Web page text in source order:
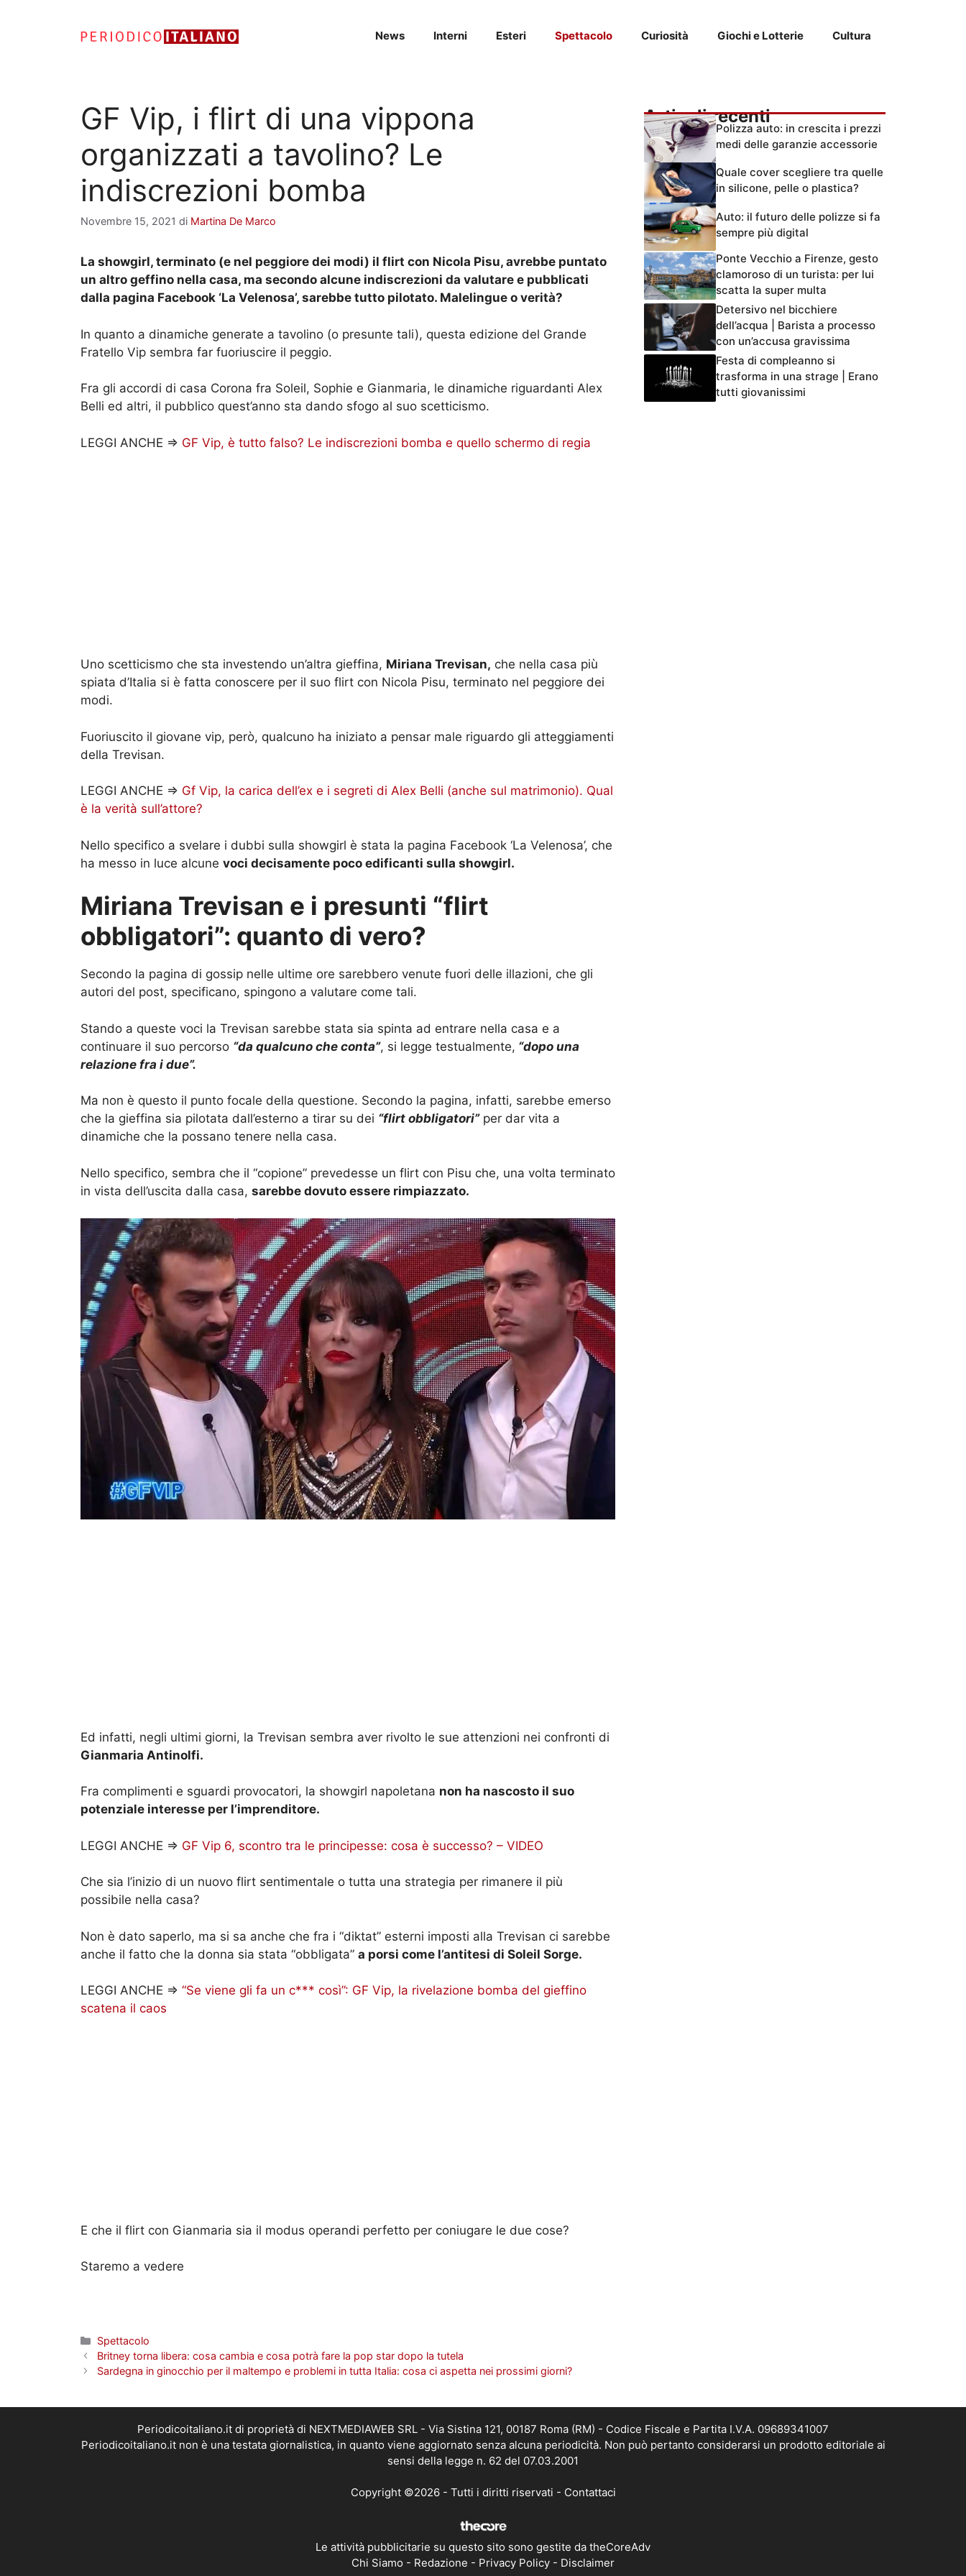
News Interni Esteri Spettacolo Curiosità Giochi e Lotterie Cultura
GF Vip, i flirt di una vippona
organizzati a tavolino? Le
indiscrezioni bomba
Novembre 15, 2021 di Martina De Marco
La showgirl, terminato (e nel peggiore dei modi) il flirt con Nicola Pisu, avrebbe puntato
un altro geffino nella casa, ma secondo alcune indiscrezioni da valutare e pubblicati
dalla pagina Facebook ‘La Velenosa’, sarebbe tutto pilotato. Malelingue o verità?
In quanto a dinamiche generate a tavolino (o presunte tali), questa edizione del Grande
Fratello Vip sembra far fuoriuscire il peggio.
Fra gli accordi di casa Corona fra Soleil, Sophie e Gianmaria, le dinamiche riguardanti Alex
Belli ed altri, il pubblico quest’anno sta dando sfogo al suo scetticismo.
LEGGI ANCHE => GF Vip, è tutto falso? Le indiscrezioni bomba e quello schermo di regia
Uno scetticismo che sta investendo un’altra gieffina, Miriana Trevisan, che nella casa più
spiata d’Italia si è fatta conoscere per il suo flirt con Nicola Pisu, terminato nel peggiore dei
modi.
Fuoriuscito il giovane vip, però, qualcuno ha iniziato a pensar male riguardo gli atteggiamenti
della Trevisan.
LEGGI ANCHE => Gf Vip, la carica dell’ex e i segreti di Alex Belli (anche sul matrimonio). Qual
è la verità sull’attore?
Nello specifico a svelare i dubbi sulla showgirl è stata la pagina Facebook ‘La Velenosa’, che
ha messo in luce alcune voci decisamente poco edificanti sulla showgirl.
Miriana Trevisan e i presunti “flirt
obbligatori”: quanto di vero?
Secondo la pagina di gossip nelle ultime ore sarebbero venute fuori delle illazioni, che gli
autori del post, specificano, spingono a valutare come tali.
Stando a queste voci la Trevisan sarebbe stata sia spinta ad entrare nella casa e a
continuare il suo percorso “da qualcuno che conta”, si legge testualmente, “dopo una
relazione fra i due”.
Ma non è questo il punto focale della questione. Secondo la pagina, infatti, sarebbe emerso
che la gieffina sia pilotata dall’esterno a tirar su dei “flirt obbligatori”per dar vita a
dinamiche che la possano tenere nella casa.
Nello specifico, sembra che il “copione” prevedesse un flirt con Pisu che, una volta terminato
in vista dell’uscita dalla casa, sarebbe dovuto essere rimpiazzato.
Ed infatti, negli ultimi giorni, la Trevisan sembra aver rivolto le sue attenzioni nei confronti di
Gianmaria Antinolfi.
Fra complimenti e sguardi provocatori, la showgirl napoletana non ha nascosto il suo
potenziale interesse per l’imprenditore.
LEGGI ANCHE => GF Vip 6, scontro tra le principesse: cosa è successo? – VIDEO
Che sia l’inizio di un nuovo flirt sentimentale o tutta una strategia per rimanere il più
possibile nella casa?
Non è dato saperlo, ma si sa anche che fra i “diktat” esterni imposti alla Trevisan ci sarebbe
anche il fatto che la donna sia stata “obbligata” a porsi come l’antitesi di Soleil Sorge.
LEGGI ANCHE => “Se viene gli fa un c*** così”: GF Vip, la rivelazione bomba del gieffino
scatena il caos
E che il flirt con Gianmaria sia il modus operandi perfetto per coniugare le due cose?
Staremo a vedere
Categorie
Spettacolo
Britney torna libera: cosa cambia e cosa potrà fare la pop star dopo la tutela
Sardegna in ginocchio per il maltempo e problemi in tutta Italia: cosa ci aspetta nei prossimi giorni?
Articoli recenti
Polizza auto: in crescita i prezzi
medi delle garanzie accessorie
Quale cover scegliere tra quelle
in silicone, pelle o plastica?
Auto: il futuro delle polizze si fa
sempre più digital
Ponte Vecchio a Firenze, gesto
clamoroso di un turista: per lui
scatta la super multa
Detersivo nel bicchiere
dell’acqua | Barista a processo
con un’accusa gravissima
Festa di compleanno si
trasforma in una strage | Erano
tutti giovanissimi
Periodicoitaliano.it di proprietà di NEXTMEDIAWEB SRL - Via Sistina 121, 00187 Roma (RM) - Codice Fiscale e Partita I.V.A. 09689341007
Periodicoitaliano.it non è una testata giornalistica, in quanto viene aggiornato senza alcuna periodicità. Non può pertanto considerarsi un prodotto editoriale ai
sensi della legge n. 62 del 07.03.2001
Copyright ©2026 - Tutti i diritti riservati - Contattaci
Le attività pubblicitarie su questo sito sono gestite da theCoreAdv
Chi Siamo - Redazione - Privacy Policy - Disclaimer